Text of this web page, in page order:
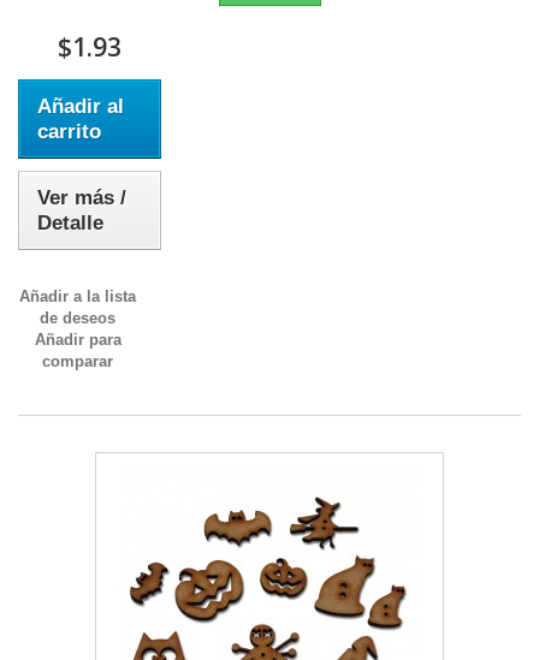
$1.93
Añadir al
carrito
Ver más /
Detalle
Añadir a la lista
de deseos
Añadir para
comparar